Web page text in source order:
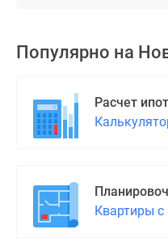
Популярно на
Расчет
Квартиры с